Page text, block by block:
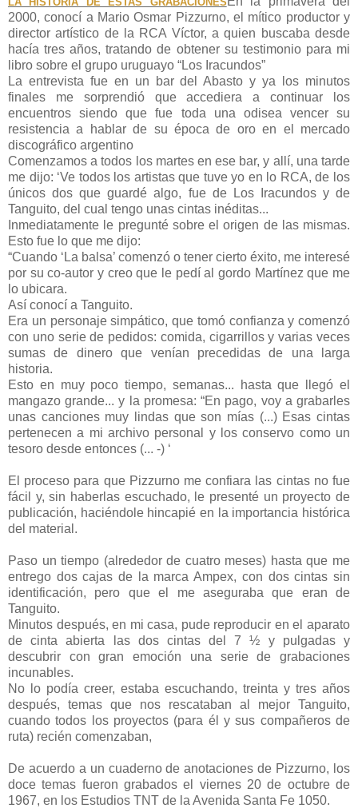
2000, conocí a Mario Osmar Pizzurno, el mítico productor y
director artístico de la RCA Víctor, a quien buscaba desde
hacía tres años, tratando de obtener su testimonio para mi
libro sobre el grupo uruguayo “Los Iracundos”
La entrevista fue en un bar del Abasto y ya los minutos
finales me sorprendió que accediera a continuar los
encuentros siendo que fue toda una odisea vencer su
resistencia a hablar de su época de oro en el mercado
discográfico argentino
Comenzamos a todos los martes en ese bar, y allí, una tarde
me dijo: ‘Ve todos los artistas que tuve yo en lo RCA, de los
únicos dos que guardé algo, fue de Los Iracundos y de
Tanguito, del cual tengo unas cintas inéditas...
Inmediatamente le pregunté sobre el origen de las mismas.
Esto fue lo que me dijo:
“Cuando ‘La balsa’ comenzó o tener cierto éxito, me interesé
por su co-autor y creo que le pedí al gordo Martínez que me
lo ubicara.
Así conocí a Tanguito.
Era un personaje simpático, que tomó confianza y comenzó
con uno serie de pedidos: comida, cigarrillos y varias veces
sumas de dinero que venían precedidas de una larga
historia.
Esto en muy poco tiempo, semanas... hasta que llegó el
mangazo grande... y la promesa: “En pago, voy a grabarles
unas canciones muy lindas que son mías (...) Esas cintas
pertenecen a mi archivo personal y los conservo como un
tesoro desde entonces (... -) ‘
El proceso para que Pizzurno me confiara las cintas no fue
fácil y, sin haberlas escuchado, le presenté un proyecto de
publicación, haciéndole hincapié en la importancia histórica
del material.
Paso un tiempo (alrededor de cuatro meses) hasta que me
entrego dos cajas de la marca Ampex, con dos cintas sin
identificación, pero que el me aseguraba que eran de
Tanguito.
Minutos después, en mi casa, pude reproducir en el aparato
de cinta abierta las dos cintas del 7 ½ y pulgadas y
descubrir con gran emoción una serie de grabaciones
incunables.
No lo podía creer, estaba escuchando, treinta y tres años
después, temas que nos rescataban al mejor Tanguito,
cuando todos los proyectos (para él y sus compañeros de
ruta) recién comenzaban,
De acuerdo a un cuaderno de anotaciones de Pizzurno, los
doce temas fueron grabados el viernes 20 de octubre de
1967, en los Estudios TNT de la Avenida Santa Fe 1050.